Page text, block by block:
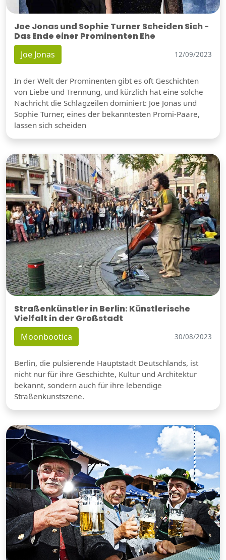
Joe Jonas und Sophie Turner Scheiden Sich -
Das Ende einer Prominenten Ehe
Joe Jonas 12/09/2023
In der Welt der Prominenten gibt es oft Geschichten
von Liebe und Trennung, und kürzlich hat eine solche
Nachricht die Schlagzeilen dominiert: Joe Jonas und
Sophie Turner, eines der bekanntesten Promi-Paare,
lassen sich scheiden
Straßenkünstler in Berlin: Künstlerische
Vielfalt in der Großstadt
Moonbootica 30/08/2023
Berlin, die pulsierende Hauptstadt Deutschlands, ist
nicht nur für ihre Geschichte, Kultur und Architektur
bekannt, sondern auch für ihre lebendige
Straßenkunstszene.